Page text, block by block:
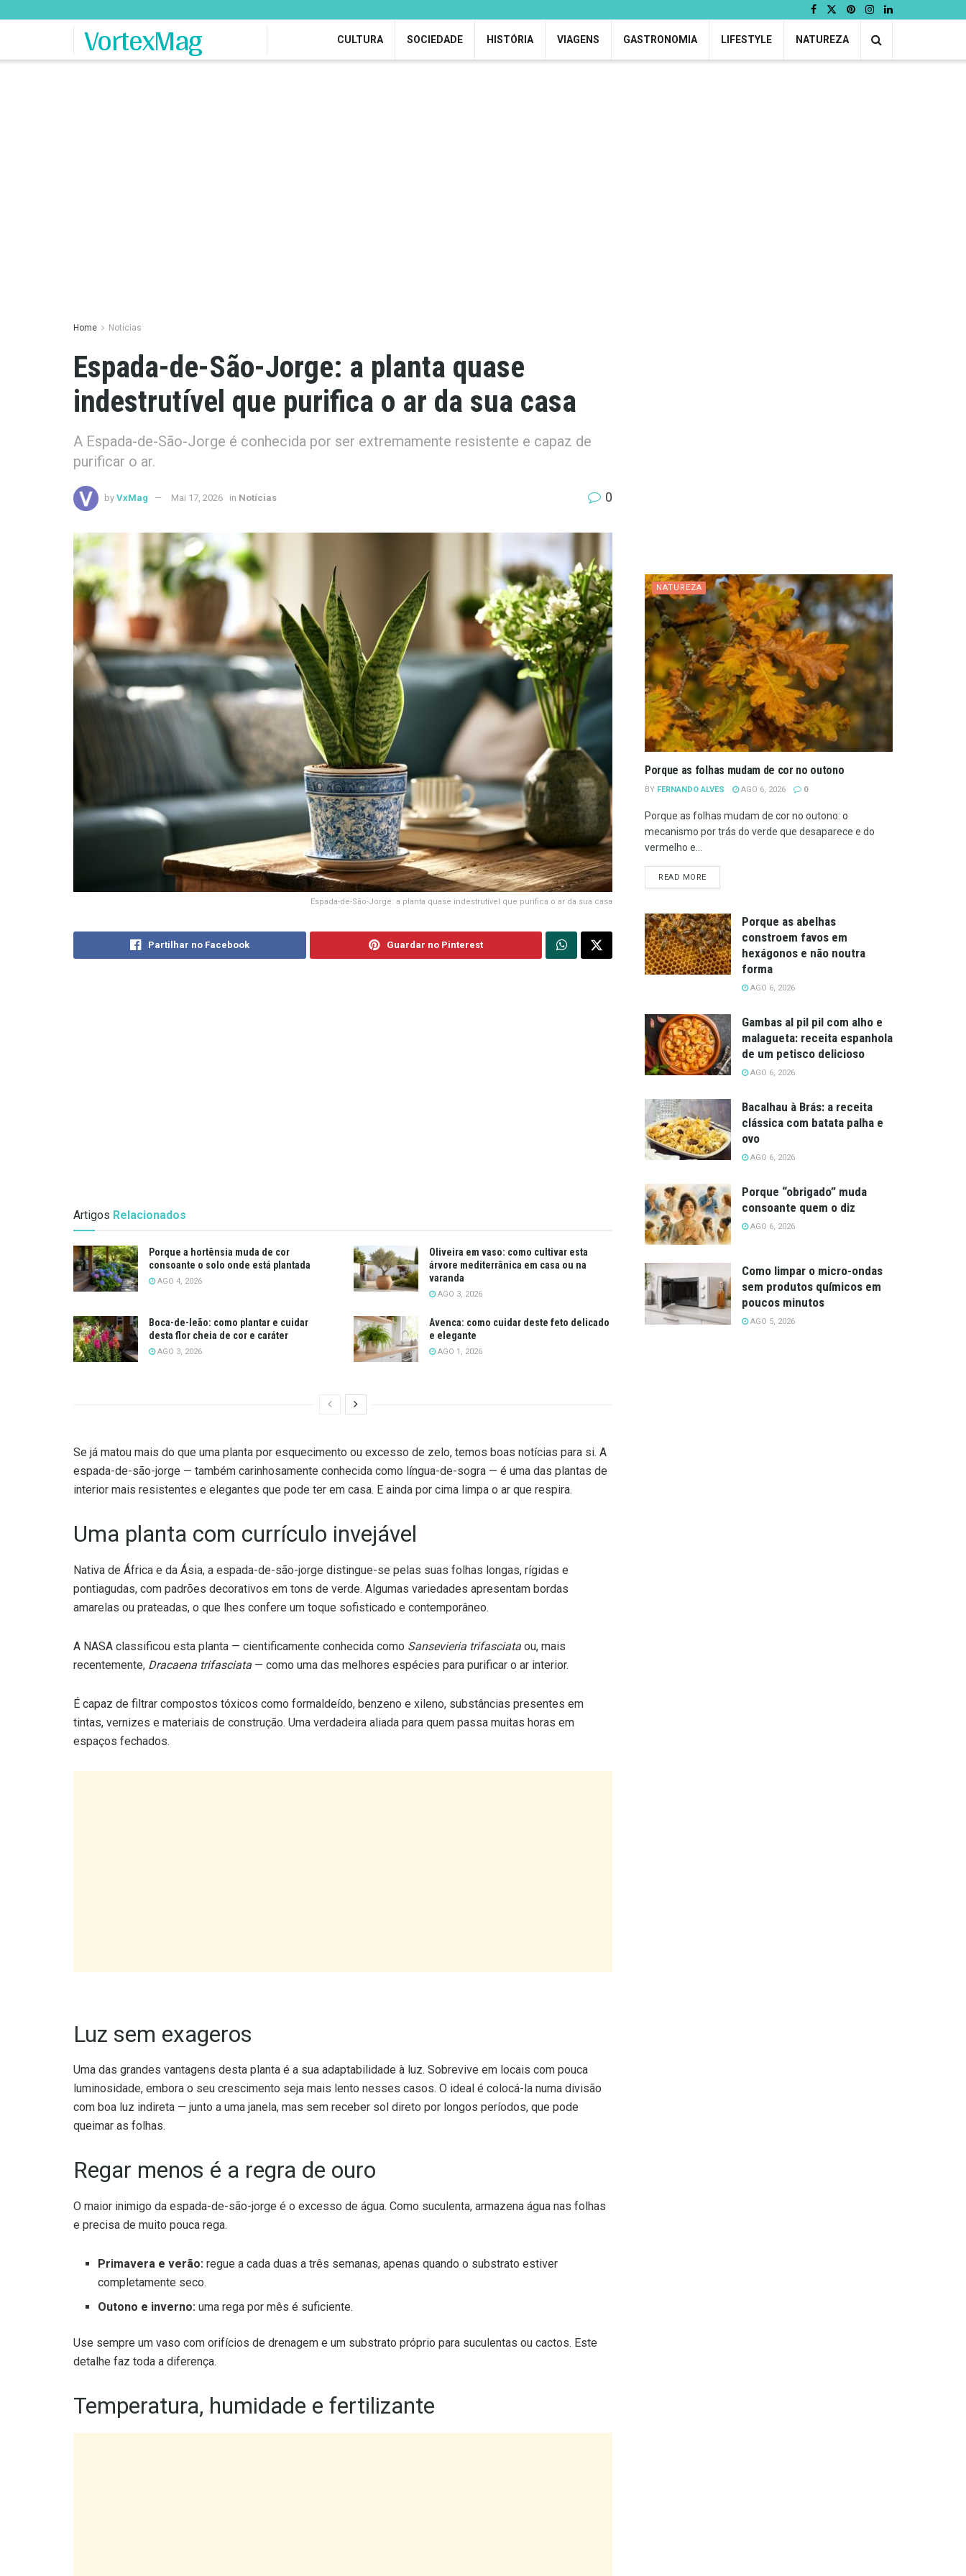
VortexMag CULTURA SOCIEDADE HISTÓRIA VIAGENS GASTRONOMIA LIFESTYLE NATUREZA
Home Notícias
Espada-de-São-Jorge: a planta quase
indestrutível que purifica o ar da sua casa
A Espada-de-São-Jorge é conhecida por ser extremamente resistente e capaz de
purificar o ar.
by VxMag Mai 17, 2026 in Notícias 0
Espada-de-São-Jorge: a planta quase indestrutível que purifica o ar da sua casa
Partilhar no Facebook Guardar no Pinterest
Artigos Relacionados
Porque a hortênsia muda de cor
consoante o solo onde está plantada
AGO 4, 2026
Oliveira em vaso: como cultivar esta
árvore mediterrânica em casa ou na
varanda
AGO 3, 2026
Boca-de-leão: como plantar e cuidar
desta flor cheia de cor e caráter
AGO 3, 2026
Avenca: como cuidar deste feto delicado
e elegante
AGO 1, 2026
Se já matou mais do que uma planta por esquecimento ou excesso de zelo, temos boas notícias para si. A
espada-de-são-jorge — também carinhosamente conhecida como língua-de-sogra — é uma das plantas de
interior mais resistentes e elegantes que pode ter em casa. E ainda por cima limpa o ar que respira.
Uma planta com currículo invejável
Nativa de África e da Ásia, a espada-de-são-jorge distingue-se pelas suas folhas longas, rígidas e
pontiagudas, com padrões decorativos em tons de verde. Algumas variedades apresentam bordas
amarelas ou prateadas, o que lhes confere um toque sofisticado e contemporâneo.
A NASA classificou esta planta — cientificamente conhecida como Sansevieria trifasciata ou, mais
recentemente, Dracaena trifasciata — como uma das melhores espécies para purificar o ar interior.
É capaz de filtrar compostos tóxicos como formaldeído, benzeno e xileno, substâncias presentes em
tintas, vernizes e materiais de construção. Uma verdadeira aliada para quem passa muitas horas em
espaços fechados.
Uma das grandes vantagens desta planta é a sua adaptabilidade à luz. Sobrevive em locais com pouca
com boa luz indireta — junto a uma janela, mas sem receber sol direto por longos períodos, que pode
queimar as folhas.
O maior inimigo da espada-de-são-jorge é o excesso de água. Como suculenta, armazena água nas folhas
Primavera e verão:
regue a cada duas a três semanas, apenas quando o substrato estiver
Outono e inverno:uma rega por mês é suficiente.
Use sempre um vaso com orifícios de drenagem e um substrato próprio para suculentas ou cactos. Este
NATUREZA
Porque as folhas mudam de cor no outono
BY FERNANDO ALVES AGO 6, 2026 0
Porque as folhas mudam de cor no outono: o
mecanismo por trás do verde que desaparece e do
vermelho e...
READ MOREDETAILS
Porque as abelhas
constroem favos em
hexágonos e não noutra
forma
AGO 6, 2026
Gambas al pil pil com alho e
malagueta: receita espanhola
de um petisco delicioso
AGO 6, 2026
Bacalhau à Brás: a receita
clássica com batata palha e
ovo
AGO 6, 2026
Porque “obrigado” muda
consoante quem o diz
AGO 6, 2026
Como limpar o micro-ondas
sem produtos químicos em
poucos minutos
AGO 5, 2026